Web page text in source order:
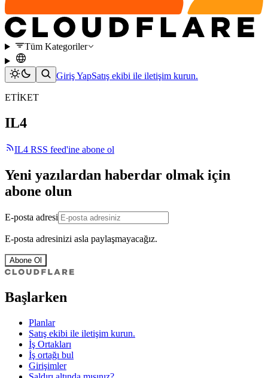
Tüm Kategoriler
Giriş YapSatış ekibi ile iletişim kurun.
ETİKET
IL4
IL4 RSS feed'ine abone ol
Yeni yazılardan haberdar olmak için
abone olun
E-posta adresi
E-posta adresinizi asla paylaşmayacağız.
Abone Ol
Başlarken
Planlar
Satış ekibi ile iletişim kurun.
İş Ortakları
İş ortağı bul
Girişimler